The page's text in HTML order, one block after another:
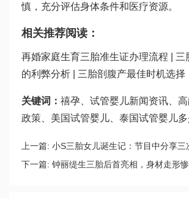
慎，充分评估身体条件和医疗资源。
相关推荐阅读：
再婚家庭生育三胎准生证办理流程 | 三
的利弊分析 | 三胎剖腹产最佳时机选择
关键词： 禧孕、试管婴儿新闻资讯、
政策、美国试管婴儿、泰国试管婴儿
上一篇: 小S三胎女儿诞生记：节目中分享三
验
下一篇: 钟丽缇生三胎后首亮相，身材走形